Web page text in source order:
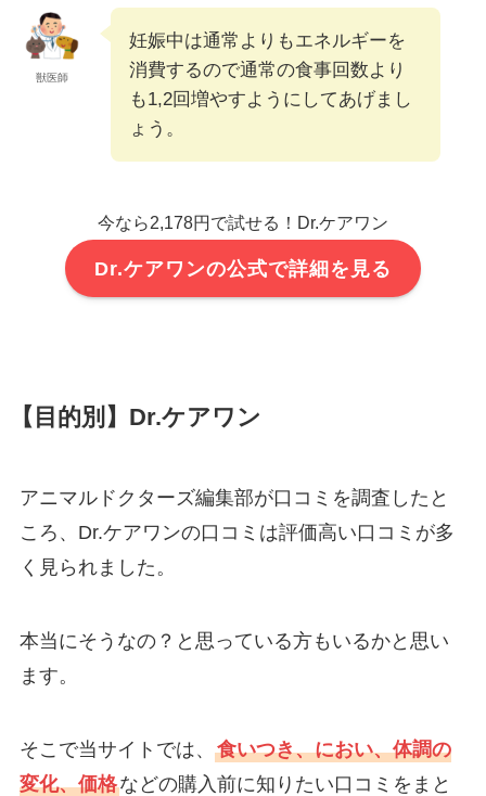
獣医師
妊娠中は通常よりもエネルギーを
消費するので通常の食事回数より
も1,2回増やすようにしてあげまし
ょう。
今なら2,178円で試せる！Dr.ケアワン
Dr.ケアワンの公式で詳細を見る
【目的別】Dr.ケアワン
アニマルドクターズ編集部が口コミを調査したと
ころ、Dr.ケアワンの口コミは評価高い口コミが多
く見られました。
本当にそうなの？と思っている方もいるかと思い
ます。
そこで当サイトでは、 食いつき、におい、体調の
変化、価格などの購入前に知りたい口コミをまと